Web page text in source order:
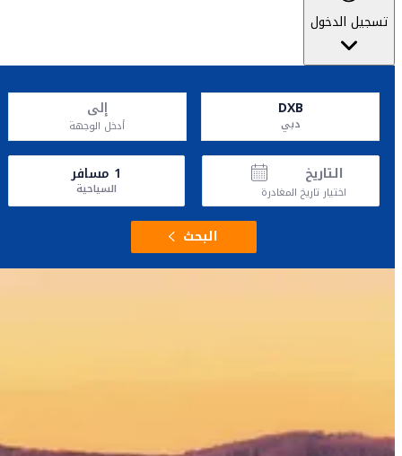
تسجيل الدخول
DXB
دبي
إلى
أدخل الوجهة
التاريخ
اختيار تاريخ المغادرة
1 مسافر
السياحية
البحث